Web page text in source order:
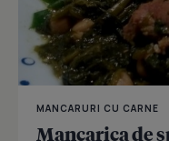
MANCARURI CU CARNE
Mancarica de